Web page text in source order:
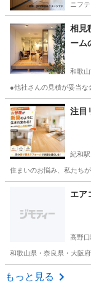
ニフ
相見
ーム
和歌
●他社さんの見積が妥当
和歌山 和歌山市
.com
注目
紀和駅
住まいのお悩み、私たち
エア
高野口
和歌山県・奈良県・大阪
和歌山 橋本市
もっと見る